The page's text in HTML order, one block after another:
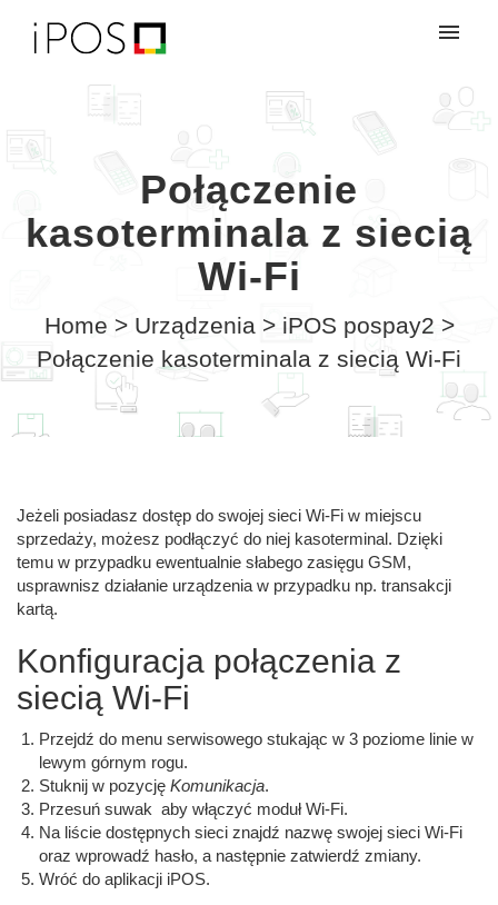
My tickets
Login
Połączenie
kasoterminala z siecią
Wi-Fi
Home > Urządzenia > iPOS pospay2 >
Połączenie kasoterminala z siecią Wi-Fi
Jeżeli posiadasz dostęp do swojej sieci Wi-Fi w miejscu
sprzedaży, możesz podłączyć do niej kasoterminal. Dzięki
temu w przypadku ewentualnie słabego zasięgu GSM,
usprawnisz działanie urządzenia w przypadku np. transakcji
kartą.
Konfiguracja połączenia z
siecią Wi-Fi
Przejdź do menu serwisowego stukając w 3 poziome linie w
lewym górnym rogu.
Stuknij w pozycję Komunikacja.
Przesuń suwak aby włączyć moduł Wi-Fi.
Na liście dostępnych sieci znajdź nazwę swojej sieci Wi-Fi
oraz wprowadź hasło, a następnie zatwierdź zmiany.
Wróć do aplikacji iPOS.